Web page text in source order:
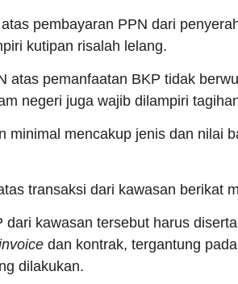
pembayaran PPN dari
kutipan risalah lelang.
atas pemanfaatan BKP tidak
negeri juga wajib dilampiri
minimal mencakup jenis dan nilai
transaksi dari kawasan berikat
dari kawasan tersebut harus
dan kontrak, tergantung
dilakukan.